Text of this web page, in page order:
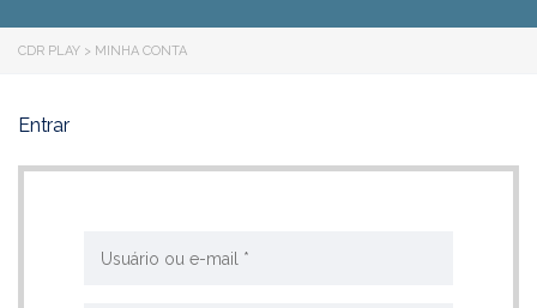
CDR PLAY > MINHA CONTA
Entrar